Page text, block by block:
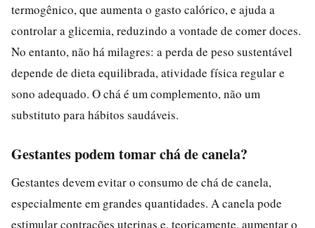
termogênico, que aumenta o gasto calórico, e ajuda a
controlar a glicemia, reduzindo a vontade de comer doces.
No entanto, não há milagres: a perda de peso sustentável
depende de dieta equilibrada, atividade física regular e
sono adequado. O chá é um complemento, não um
substituto para hábitos saudáveis.
Gestantes podem tomar chá de canela?
Gestantes devem evitar o consumo de chá de canela,
especialmente em grandes quantidades. A canela pode
estimular contrações uterinas e, teoricamente, aumentar o